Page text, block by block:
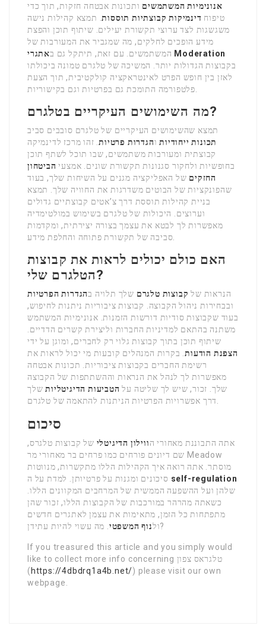
אנונימיות המשתמשים ותכונות אבטחה חזקות, תוך כדי
טיפוח דינמיקות קבוצתיות תוססות. תמצא קהילות נישה
משגשגות לצד ערוצי תקשורת יעילים. שיתוף תוכן והפצת
מידע הופכים לחלקים, מה שמגביר את המעורבות של
המשתמשים. עם זאת, תיתקל גם ב אתגרי Moderation
בקבוצות הגדולות יותר. המשיכה של טלגרם טמונה ביכולתו
לאזן בין חופש הפרט לאינטראקציה קולקטיבית, תוך הצעת
מה השימושים העיקריים בטלגרם?
תמצא שהשימושים העיקריים של טלגרם סובבים סביב
תכונות ייחודיותוהגדרות פרטיות. זהו מרכז לדינמיקה
קבוצתית ומעורבות משתמשים, שבו תוכל לשתף תוכן
בחופשיות ולחקור סגנונות תקשורת שונים. אמצעי הביטחון
החזקים של האפליקציה מגנים על השיחות שלך, בעוד
שהפונקציות של הבוטים משדרגות את החוויה שלך. תמצא
בניית קהילות תוססת דרך צ’אטים קבוצתיים גדולים
וערוצים. היכולות של טלגרם בשימוש במולטימדיה
מאפשרות לך לבטא את עצמך בצורה יצירתית, ומקדמות
האם כולם יכולים לראות את קבוצות
הטלגרם שלי?
הנראות של קבוצות טלגרם שלך תלויה בהגדרות הפרטיות
ובבחירות ניהול הקבוצה. קבוצות ציבוריות ניתנות לחיפוש,
בעוד שקבוצות סודיות דורשות הזמנות. אנונימיות המשתמש
משתנה בהתאם למדיניות החברות וליצירת קשרים הדדיים.
שיתוף תוכן בתוך קבוצות גלוי רק לחברים, ומוגן על ידי
הצפנת הודעות. בקרות המנהלים קובעות מי יכול לראות את
רשימת החברים בקבוצות ציבוריות. תכונות אבטחה
מאפשרות לך לנהל את הנראות וההשתתפות של הקבוצה
שלך. זכור, שיש לך שליטה על הטביעות הדיגיטליותשלך
סיכום
אתה התבוננת מאחורי הווילון הדיגיטלי של קבוצות טלגרס,
שם דיונים פורחים כמו פרחים בר מאחורי מר Meadow
מוסתר. אתה רואה איך הקהילות הללו מתקשרות, מנווטות
סיכונים ומגנות על פרטיותן. למדת על ה self-regulation
שלהן ועל ההשפעה הממשית של המרחבים המקוונים הללו.
כשאתה מהרהר במורכבות של הקבוצות הללו, זכור שהן
מתפתחות כל הזמן, מתאימות את עצמן לאתגרים חדשים
ולנוף המשפטי . מה עשוי להיות עתידן?
If you treasured this article and you simply would
like to collect more info concerning טלגראס צפון
( https://4dbdrq1a4b.net/) please visit our own
webpage.